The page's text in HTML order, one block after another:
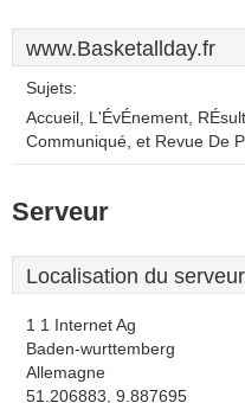
www.Basketallday.fr
Sujets:
Accueil, L'ÉvÉnement,
Communiqué, et Revue De
Serveur
Localisation du serveur
1 1 Internet Ag
Baden-wurttemberg
Allemagne
51.206883, 9.887695